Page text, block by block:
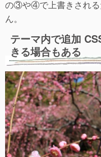
の③や④で上書きされる
ん。
テーマ内で追加
きる場合もある